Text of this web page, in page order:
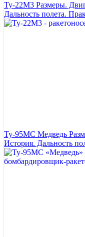
Ту-22М3 Размеры.
Дальность полета.
Ту-95МС Медведь
История. Дальность